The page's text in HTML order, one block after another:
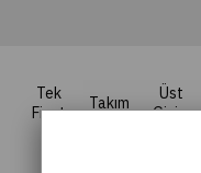
Tek
Fiyat
Takım
Üst
Giyim